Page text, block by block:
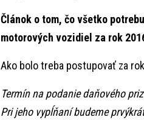
Článok o tom, čo všetko
motorových vozidiel za rok
Ako bolo treba postupovať za
Termín na podanie daňového
Pri jeho vypĺňaní budeme